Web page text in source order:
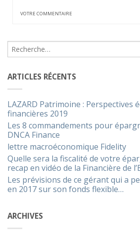
VOTRE COMMENTAIRE
ARTICLES RÉCENTS
LAZARD Patrimoine : Perspectives
financières 2019
Les 8 commandements pour
DNCA Finance
lettre macroéconomique Fidelity
Quelle sera la fiscalité de votre
recap en vidéo de la Financière de
Les prévisions de ce gérant qui a
en 2017 sur son fonds flexible…
ARCHIVES